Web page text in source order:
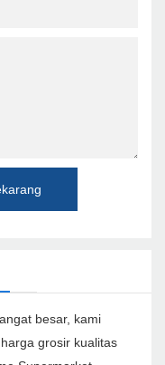
besar, kami
grosir kualitas